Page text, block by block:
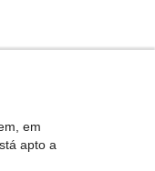
em
apto a